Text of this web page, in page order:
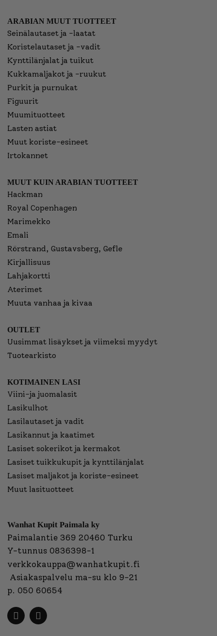
ARABIAN MUUT TUOTTEET
Seinälautaset ja -laatat
Koristelautaset ja -vadit
Kynttilänjalat ja tuikut
Kukkamaljakot ja -ruukut
Purkit ja purnukat
Figuurit
Muumituotteet
Lasten astiat
Muut koriste-esineet
Irtokannet
MUUT KUIN ARABIAN TUOTTEET
Hackman
Royal Copenhagen
Marimekko
Emali
Rörstrand, Gustavsberg, Gefle
Kirjallisuus
Lahjakortti
Aterimet
Muuta vanhaa ja kivaa
OUTLET
Uusimmat lisäykset ja viimeksi myydyt
Tuotearkisto
KOTIMAINEN LASI
Viini-ja juomalasit
Lasikulhot
Lasilautaset ja vadit
Lasikannut ja kaatimet
Lasiset sokerikot ja kermakot
Lasiset tuikkukupit ja kynttilänjalat
Lasiset maljakot ja koriste-esineet
Muut lasituotteet
Wanhat Kupit Paimala ky
Paimalantie 369 20460 Turku
Y-tunnus 0836398-1
verkkokauppa@wanhatkupit.fi
Asiakaspalvelu ma-su klo 9-21
p. 050 60654